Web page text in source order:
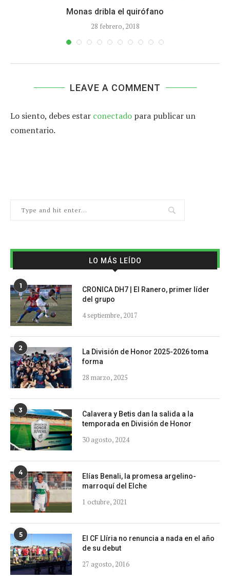
Monas dribla el quirófano
28 febrero, 2018
LEAVE A COMMENT
Lo siento, debes estar conectado para publicar un
comentario.
LO MÁS LEÍDO
1
CRONICA DH7 | El Ranero, primer líder
del grupo
4 septiembre, 2017
2
La División de Honor 2025-2026 toma
forma
28 marzo, 2025
3
Calavera y Betis dan la salida a la
temporada en División de Honor
30 agosto, 2024
4
Elías Benali, la promesa argelino-
marroquí del Elche
1 octubre, 2021
5
El CF Llíria no renuncia a nada en el año
de su debut
27 agosto, 2016